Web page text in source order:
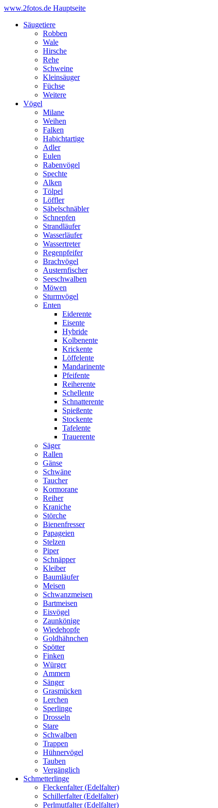
www.2fotos.de Hauptseite
Säugetiere
Robben
Wale
Hirsche
Rehe
Schweine
Kleinsäuger
Füchse
Weitere
Vögel
Milane
Weihen
Falken
Habichtartige
Adler
Eulen
Rabenvögel
Spechte
Alken
Tölpel
Löffler
Säbelschnäbler
Schnepfen
Strandläufer
Wasserläufer
Wassertreter
Regenpfeifer
Brachvögel
Austernfischer
Seeschwalben
Möwen
Sturmvögel
Enten
Eiderente
Eisente
Hybride
Kolbenente
Krickente
Löffelente
Mandarinente
Pfeifente
Reiherente
Schellente
Schnatterente
Spießente
Stockente
Tafelente
Trauerente
Säger
Rallen
Gänse
Schwäne
Taucher
Kormorane
Reiher
Kraniche
Störche
Bienenfresser
Papageien
Stelzen
Piper
Schnäpper
Kleiber
Baumläufer
Meisen
Schwanzmeisen
Bartmeisen
Eisvögel
Zaunkönige
Wiedehopfe
Goldhähnchen
Spötter
Finken
Würger
Ammern
Sänger
Grasmücken
Lerchen
Sperlinge
Drosseln
Stare
Schwalben
Trappen
Hühnervögel
Tauben
Vergänglich
Schmetterlinge
Fleckenfalter (Edelfalter)
Schillerfalter (Edelfalter)
Perlmutfalter (Edelfalter)